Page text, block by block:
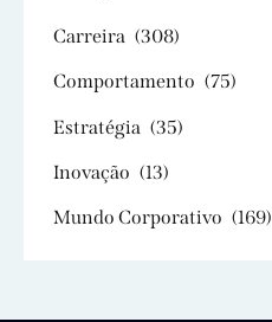
Carreira (308)
Comportamento (75)
Estratégia (35)
Inovação (13)
Mundo Corporativo (169)